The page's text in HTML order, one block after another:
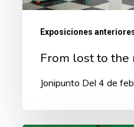
Exposiciones
From lost to the
Jonipunto Del 4 de